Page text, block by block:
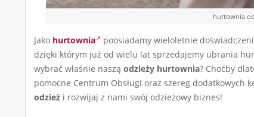
hurtownia
Jako hurtownia
poosiadamy wieloletnie
dzięki którym już od wielu lat sprzedajemy ubrania
wybrać właśnie naszą odzieży hurtownia? Choćby
pomocne Centrum Obsługi oraz szereg dodatkowych
odzież i rozwijaj z nami swój odzieżowy biznes!